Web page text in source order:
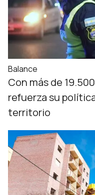
Balance
Con más de
refuerza su
territorio